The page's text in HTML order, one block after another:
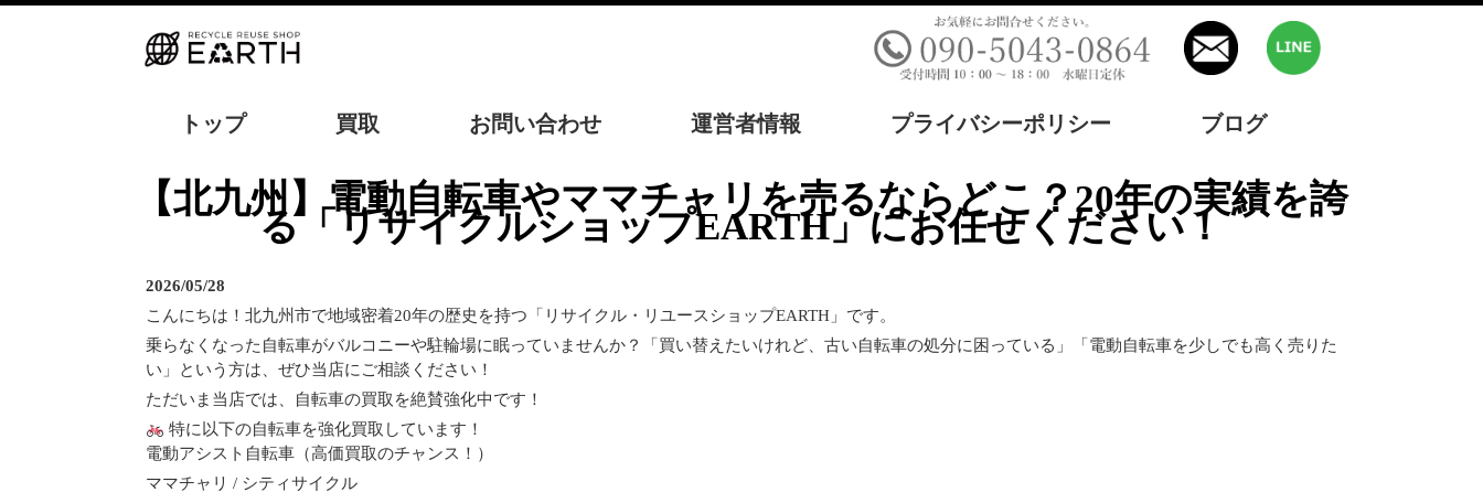
トップ 買取 お問い合わせ 運営者情報 プライバシーポリシー ブログ
【北九州】電動自転車やママチャリを売るならどこ？20年の実績を誇
る「リサイクルショップEARTH」にお任せください！
2026/05/28
こんにちは！北九州市で地域密着20年の歴史を持つ「リサイクル・リユースショップEARTH」です。
乗らなくなった自転車がバルコニーや駐輪場に眠っていませんか？「買い替えたいけれど、古い自転車の処分に困っている」「電動自転車を少しでも高く売りた
い」という方は、ぜひ当店にご相談ください！
ただいま当店では、自転車の買取を絶賛強化中です！
特に以下の自転車を強化買取しています！
電動アシスト自転車（高価買取のチャンス！）
ママチャリ / シティサイクル